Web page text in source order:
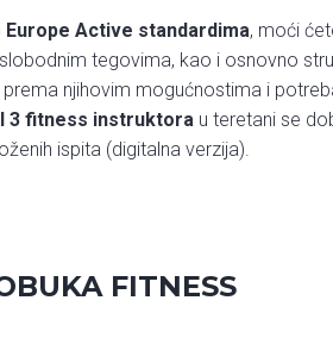
Europe Active standardima, moći
tegovima, kao i osnovno
njihovim mogućnostima i
3 fitness instruktora u teretani se
ispita (digitalna verzija).
FITNESS